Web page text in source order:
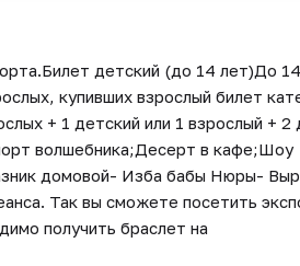
детский (до 14 лет)До
купивших взрослый билет
+ 1 детский или 1 взрослый + 2
волшебника;Десерт в кафе;Шоу
домовой- Изба бабы Нюры-
Так вы сможете посетить
получить браслет на